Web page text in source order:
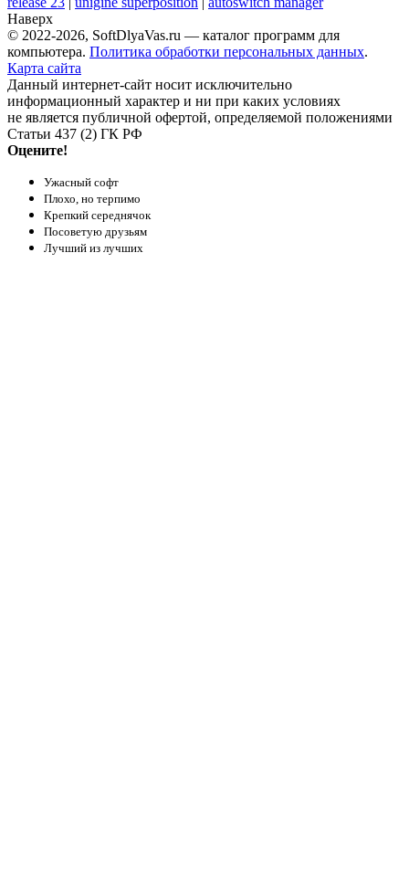
Наверх
© 2022-2026, SoftDlyaVas.ru — каталог программ для
компьютера. Политика обработки персональных данных.
Карта сайта
Данный интернет-сайт носит исключительно
информационный характер и ни при каких условиях
не является публичной офертой, определяемой положениями
Статьи 437 (2) ГК РФ
Оцените!
Ужасный софт
Плохо, но терпимо
Крепкий середнячок
Посоветую друзьям
Лучший из лучших